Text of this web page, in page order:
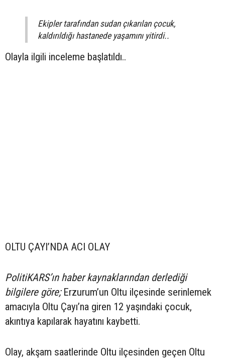
Ekipler tarafından sudan çıkarılan çocuk,
kaldırıldığı hastanede yaşamını yitirdi..
Olayla ilgili inceleme başlatıldı..
OLTU ÇAYI’NDA ACI OLAY
PolitiKARS’ın haber kaynaklarından derlediği
bilgilere göre;Erzurum’un Oltu ilçesinde serinlemek
amacıyla Oltu Çayı’na giren 12 yaşındaki çocuk,
akıntıya kapılarak hayatını kaybetti.
Olay, akşam saatlerinde Oltu ilçesinden geçen Oltu